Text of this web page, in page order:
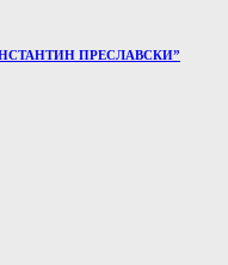
ПРЕСЛАВСКИ”